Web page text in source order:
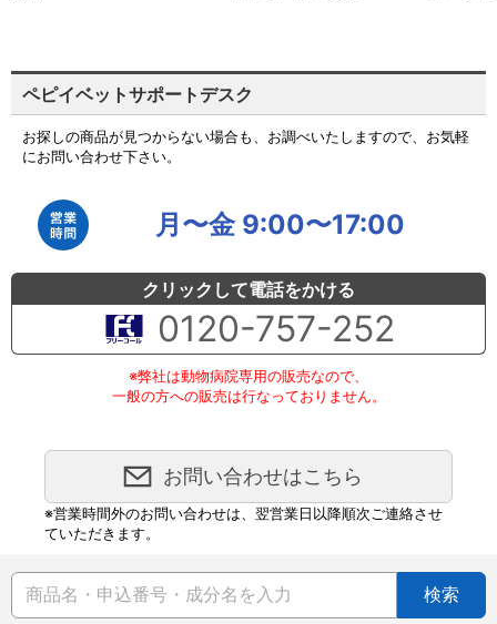
ペピイベットサポートデスク
お探しの商品が見つからない場合も、お調べいたしますので、お気軽
にお問い合わせ下さい。
月〜金 9:00〜17:00
クリックして電話をかける
0120-757-252
※弊社は動物病院専用の販売なので、
一般の方への販売は行なっておりません。
お問い合わせはこちら
※営業時間外のお問い合わせは、翌営業日以降順次ご連絡させ
ていただきます。
検索